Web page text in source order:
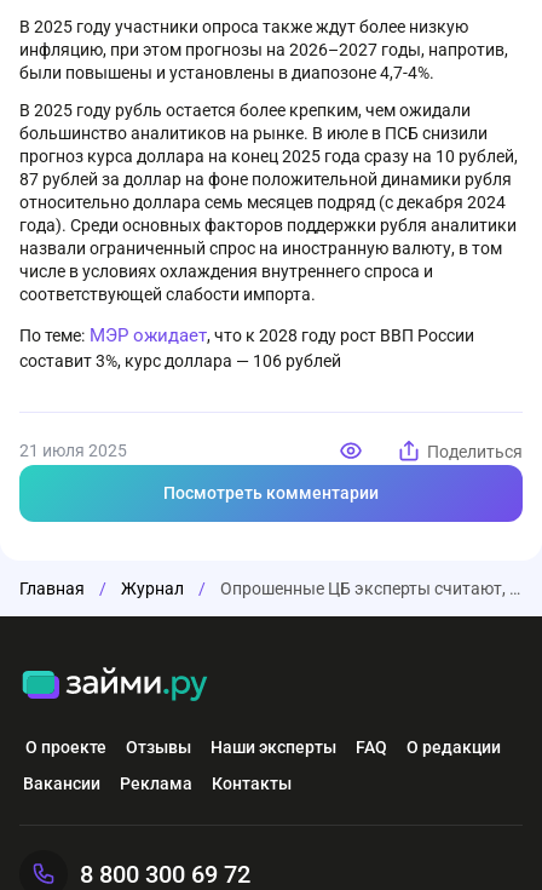
В 2025 году участники опроса также ждут более низкую
инфляцию, при этом прогнозы на 2026–2027 годы, напротив,
были повышены и установлены в диапозоне 4,7-4%.
В 2025 году рубль остается более крепким, чем ожидали
большинство аналитиков на рынке. В июле в ПСБ снизили
прогноз курса доллара на конец 2025 года сразу на 10 рублей,
87 рублей за доллар на фоне положительной динамики рубля
относительно доллара семь месяцев подряд (с декабря 2024
года). Среди основных факторов поддержки рубля аналитики
назвали ограниченный спрос на иностранную валюту, в том
числе в условиях охлаждения внутреннего спроса и
соответствующей слабости импорта.
По теме: МЭР ожидает, что к 2028 году рост ВВП России
составит 3%, курс доллара — 106 рублей
21 июля 2025 Поделиться
Посмотреть комментарии
Главная / Журнал / Опрошенные ЦБ эксперты считают, что до конца года доллар в среднем составит 87,6 рубля
О проекте Отзывы Наши эксперты FAQ
О редакции
Вакансии
Реклама Контакты
8 800 300 69 72